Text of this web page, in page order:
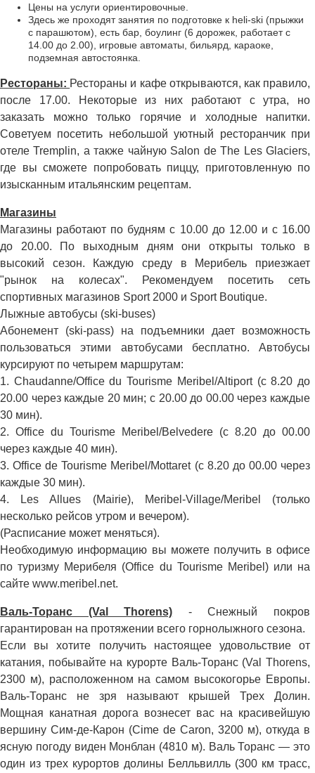
Цены на услуги ориентировочные.
Здесь же проходят занятия по подготовке к heli-ski (прыжки
с парашютом), есть бар, боулинг (6 дорожек, работает с
14.00 до 2.00), игровые автоматы, бильярд, караоке,
подземная автостоянка.
Рестораны: Рестораны и кафе открываются, как правило,
после 17.00. Некоторые из них работают с утра, но
заказать можно только горячие и холодные напитки.
Советуем посетить небольшой уютный ресторанчик при
отеле Tremplin, а также чайную Salon de The Les Glaciers,
где вы сможете попробовать пиццу, приготовленную по
изысканным итальянским рецептам.
Магазины
Магазины работают по будням с 10.00 до 12.00 и с 16.00
до 20.00. По выходным дням они открыты только в
высокий сезон. Каждую среду в Мерибель приезжает
"рынок на колесах". Рекомендуем посетить сеть
спортивных магазинов Sport 2000 и Sport Boutique.
Лыжные автобусы (ski-buses)
Абонемент (ski-pass) на подъемники дает возможность
пользоваться этими автобусами бесплатно. Автобусы
курсируют по четырем маршрутам:
1. Chaudanne/Office du Tourisme Meribel/Altiport (с 8.20 до
20.00 через каждые 20 мин; с 20.00 до 00.00 через каждые
30 мин).
2. Office du Tourisme Meribel/Belvedere (с 8.20 до 00.00
через каждые 40 мин).
3. Office de Tourisme Meribel/Mottaret (с 8.20 до 00.00 через
каждые 30 мин).
4. Les Allues (Mairie), Meribel-Village/Meribel (только
несколько рейсов утром и вечером).
(Расписание может меняться).
Необходимую информацию вы можете получить в офисе
по туризму Мерибеля (Office du Tourisme Meribel) или на
сайте www.meribel.net.
Валь-Торанс (Val Thorens) - Снежный покров
гарантирован на протяжении всего горнолыжного сезона.
Если вы хотите получить настоящее удовольствие от
катания, побывайте на курорте Валь-Торанс (Val Thorens,
2300 м), расположенном на самом высокогорье Европы.
Валь-Торанс не зря называют крышей Трех Долин.
Мощная канатная дорога вознесет вас на красивейшую
вершину Сим-де-Карон (Cime de Caron, 3200 м), откуда в
ясную погоду виден Монблан (4810 м). Валь Торанс — это
один из трех курортов долины Белльвилль (300 км трасс,